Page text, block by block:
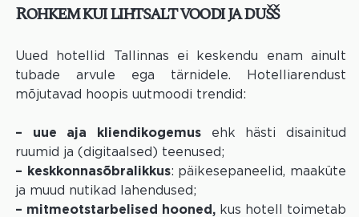
Rohkem kui lihtsalt voodi ja dušš
Uued hotellid Tallinnas ei keskendu enam ainult
tubade arvule ega tärnidele. Hotelliarendust
mõjutavad hoopis uutmoodi trendid:
– uue aja kliendikogemus ehk hästi disainitud
ruumid ja (digitaalsed) teenused;
– keskkonnasõbralikkus: päikesepaneelid, maaküte
ja muud nutikad lahendused;
– mitmeotstarbelised hooned, kus hotell toimetab